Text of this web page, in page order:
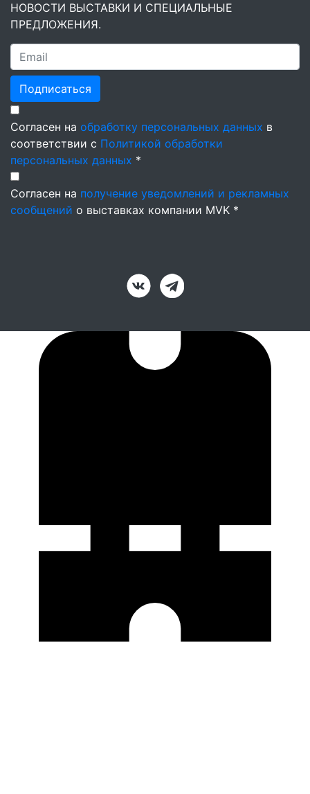
НОВОСТИ ВЫСТАВКИ И СПЕЦИАЛЬНЫЕ
ПРЕДЛОЖЕНИЯ.
Подписаться
Согласен на обработку персональных данных в
соответствии с Политикой обработки
персональных данных *
Согласен на получение уведомлений и рекламных
сообщений о выставках компании MVK *